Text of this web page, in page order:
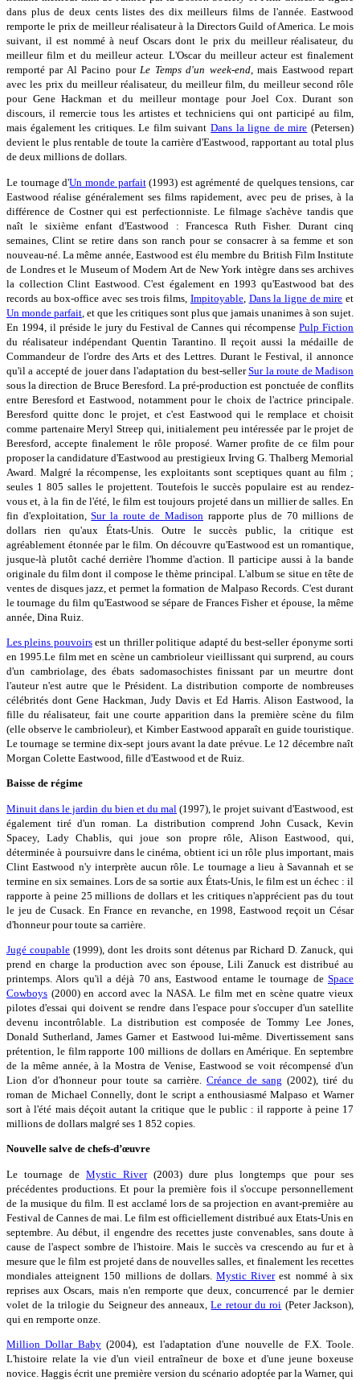
dans plus de deux cents listes des dix meilleurs films de l'année. Eastwood
remporte le prix de meilleur réalisateur à la Directors Guild of America. Le mois
suivant, il est nommé à neuf Oscars dont le prix du meilleur réalisateur, du
meilleur film et du meilleur acteur. L'Oscar du meilleur acteur est finalement
remporté par Al Pacino pourLe Temps d'un week-end, mais Eastwood repart
avec les prix du meilleur réalisateur, du meilleur film, du meilleur second rôle
pour Gene Hackman et du meilleur montage pour Joel Cox. Durant son
discours, il remercie tous les artistes et techniciens qui ont participé au film,
mais également les critiques. Le film suivantDans la ligne de mire (Petersen)
devient le plus rentable de toute la carrière d'Eastwood, rapportant au total plus
de deux millions de dollars.
Le tournage d'Un monde parfait(1993) est agrémenté de quelques tensions, car
Eastwood réalise généralement ses films rapidement, avec peu de prises, à la
différence de Costner qui est perfectionniste. Le filmage s'achève tandis que
naît le sixième enfant d'Eastwood : Francesca Ruth Fisher. Durant cinq
semaines, Clint se retire dans son ranch pour se consacrer à sa femme et son
nouveau-né. La même année, Eastwood est élu membre du British Film Institute
de Londres et le Museum of Modern Art de New York intègre dans ses archives
la collection Clint Eastwood. C'est également en 1993 qu'Eastwood bat des
records au box-office avec ses trois films, Impitoyable, Dans la ligne de mire et
Un monde parfait , et que les critiques sont plus que jamais unanimes à son sujet.
En 1994, il préside le jury du Festival de Cannes qui récompensePulp Fiction
du réalisateur indépendant Quentin Tarantino. Il reçoit aussi la médaille de
Commandeur de l'ordre des Arts et des Lettres. Durant le Festival, il annonce
qu'il a accepté de jouer dans l'adaptation du best-sellerSur la route de Madison
sous la direction de Bruce Beresford. La pré-production est ponctuée de conflits
entre Beresford et Eastwood, notamment pour le choix de l'actrice principale.
Beresford quitte donc le projet, et c'est Eastwood qui le remplace et choisit
comme partenaire Meryl Streep qui, initialement peu intéressée par le projet de
Beresford, accepte finalement le rôle proposé. Warner profite de ce film pour
proposer la candidature d'Eastwood au prestigieux Irving G. Thalberg Memorial
Award. Malgré la récompense, les exploitants sont sceptiques quant au film ;
seules 1 805 salles le projettent. Toutefois le succès populaire est au rendez-
vous et, à la fin de l'été, le film est toujours projeté dans un millier de salles. En
fin d'exploitation,Sur la route de Madison rapporte plus de 70 millions de
dollars rien qu'aux États-Unis. Outre le succès public, la critique est
agréablement étonnée par le film. On découvre qu'Eastwood est un romantique,
jusque-là plutôt caché derrière l'homme d'action. Il participe aussi à la bande
originale du film dont il compose le thème principal. L'album se situe en tête de
ventes de disques jazz, et permet la formation de Malpaso Records. C'est durant
le tournage du film qu'Eastwood se sépare de Frances Fisher et épouse, la même
année, Dina Ruiz.
Les pleins pouvoirsest un thriller politique adapté du best-seller éponyme sorti
en 1995.Le film met en scène un cambrioleur vieillissant qui surprend, au cours
d'un cambriolage, des ébats sadomasochistes finissant par un meurtre dont
l'auteur n'est autre que le Président. La distribution comporte de nombreuses
célébrités dont Gene Hackman, Judy Davis et Ed Harris. Alison Eastwood, la
fille du réalisateur, fait une courte apparition dans la première scène du film
(elle observe le cambrioleur), et Kimber Eastwood apparaît en guide touristique.
Le tournage se termine dix-sept jours avant la date prévue. Le 12 décembre naît
Morgan Colette Eastwood, fille d'Eastwood et de Ruiz.
Baisse de régime
Minuit dans le jardin du bien et du mal (1997), le projet suivant d'Eastwood, est
également tiré d'un roman. La distribution comprend John Cusack, Kevin
Spacey, Lady Chablis, qui joue son propre rôle, Alison Eastwood, qui,
déterminée à poursuivre dans le cinéma, obtient ici un rôle plus important, mais
Clint Eastwood n'y interprète aucun rôle. Le tournage a lieu à Savannah et se
termine en six semaines. Lors de sa sortie aux États-Unis, le film est un échec : il
rapporte à peine 25 millions de dollars et les critiques n'apprécient pas du tout
le jeu de Cusack. En France en revanche, en 1998, Eastwood reçoit un César
d'honneur pour toute sa carrière.
Jugé coupable (1999), dont les droits sont détenus par Richard D. Zanuck, qui
prend en charge la production avec son épouse, Lili Zanuck est distribué au
printemps. Alors qu'il a déjà 70 ans, Eastwood entame le tournage de Space
Cowboys (2000) en accord avec la NASA. Le film met en scène quatre vieux
pilotes d'essai qui doivent se rendre dans l'espace pour s'occuper d'un satellite
devenu incontrôlable. La distribution est composée de Tommy Lee Jones,
Donald Sutherland, James Garner et Eastwood lui-même. Divertissement sans
prétention, le film rapporte 100 millions de dollars en Amérique. En septembre
de la même année, à la Mostra de Venise, Eastwood se voit récompensé d'un
Lion d'or d'honneur pour toute sa carrière. Créance de sang (2002), tiré du
roman de Michael Connelly, dont le script a enthousiasmé Malpaso et Warner
sort à l'été mais déçoit autant la critique que le public : il rapporte à peine 17
millions de dollars malgré ses 1 852 copies.
Nouvelle salve de chefs-d’œuvre
Le tournage de Mystic River(2003) dure plus longtemps que pour ses
précédentes productions. Et pour la première fois il s'occupe personnellement
de la musique du film. Il est acclamé lors de sa projection en avant-première au
Festival de Cannes de mai. Le film est officiellement distribué aux Etats-Unis en
septembre. Au début, il engendre des recettes juste convenables, sans doute à
cause de l'aspect sombre de l'histoire. Mais le succès va crescendo au fur et à
mesure que le film est projeté dans de nouvelles salles, et finalement les recettes
mondiales atteignent 150 millions de dollars.Mystic Riverest nommé à six
reprises aux Oscars, mais n'en remporte que deux, concurrencé par le dernier
volet de la trilogie du Seigneur des anneaux,Le retour du roi (Peter Jackson),
qui en remporte onze.
Million Dollar Baby(2004), est l'adaptation d'une nouvelle de F.X. Toole.
L'histoire relate la vie d'un vieil entraîneur de boxe et d'une jeune boxeuse
novice. Haggis écrit une première version du scénario adoptée par la Warner, qui